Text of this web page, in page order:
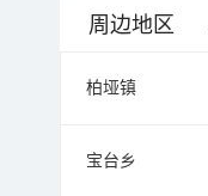
周边地区
柏垭镇
宝台乡